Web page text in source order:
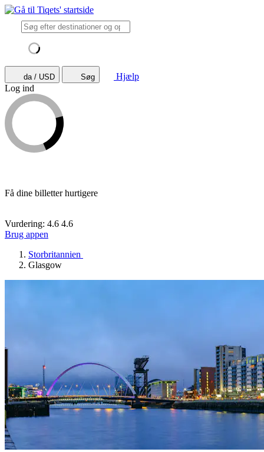
da / USD Søg
Hjælp
Log ind
Få dine billetter hurtigere
Vurdering: 4.6 4.6
Brug appen
Storbritannien
Glasgow